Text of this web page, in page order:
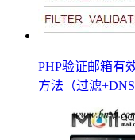
PHP验证邮箱有
方法（过滤